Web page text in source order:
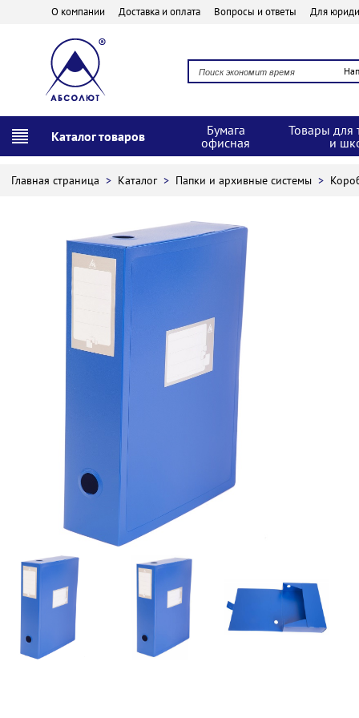
О компании Доставка и оплата Вопросы и ответы Для
Каталог товаров
Бумага
офисная
Товары для
и
Главная страница > Каталог > Папки и архивные системы >